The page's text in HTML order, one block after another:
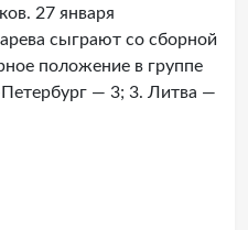
27 января
сыграют со сборной
положение в группе
— 3; 3. Литва —